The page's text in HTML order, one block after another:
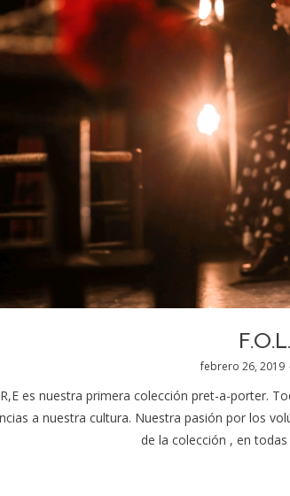
Posted
febrero 26, 2019
es nuestra primera colección pret-a-porter.
a nuestra cultura. Nuestra pasión por los
de la colección , en